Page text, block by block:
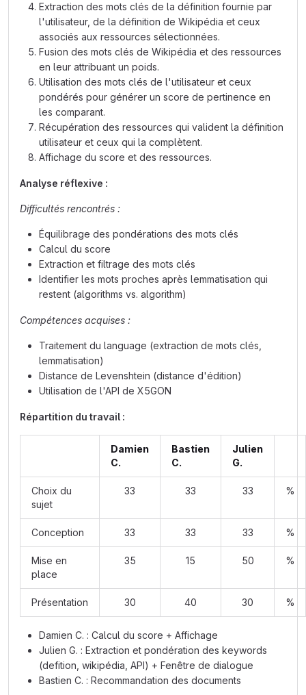
Extraction des mots clés de la définition fournie par
l'utilisateur, de la définition de Wikipédia et ceux
associés aux ressources sélectionnées.
Fusion des mots clés de Wikipédia et des ressources
en leur attribuant un poids.
Utilisation des mots clés de l'utilisateur et ceux
pondérés pour générer un score de pertinence en
les comparant.
Récupération des ressources qui valident la définition
utilisateur et ceux qui la complètent.
Affichage du score et des ressources.
Analyse réflexive :
Difficultés rencontrés :
Équilibrage des pondérations des mots clés
Calcul du score
Extraction et filtrage des mots clés
Identifier les mots proches après lemmatisation qui
restent (algorithms vs. algorithm)
Compétences acquises :
Traitement du language (extraction de mots clés,
lemmatisation)
Distance de Levenshtein (distance d'édition)
Utilisation de l'API de X5GON
Répartition du travail :
Damien
C.
Bastien
C.
Julien
G.
Choix du
sujet
33 33 33 %
Conception 33 33 33 %
Mise en
place
35 15 50 %
Présentation 30 40 30 %
Damien C. : Calcul du score + Affichage
Julien G. : Extraction et pondération des keywords
(defition, wikipédia, API) + Fenêtre de dialogue
Bastien C. : Recommandation des documents